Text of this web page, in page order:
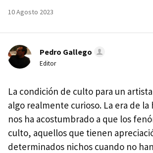
10 Agosto 2023
Pedro Gallego
Editor
La condición de culto para un
algo realmente curioso. La era de
nos ha acostumbrado a que los
culto, aquellos que tienen
determinados nichos cuando no